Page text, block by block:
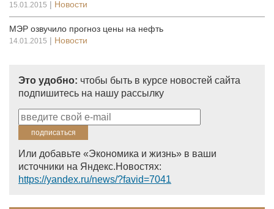
15.01.2015 | Новости
МЭР озвучило прогноз цены на нефть
14.01.2015 | Новости
Это удобно: чтобы быть в курсе новостей сайта
подпишитесь на нашу рассылку
Или добавьте «Экономика и жизнь» в ваши
источники на Яндекс.Новостях:
https://yandex.ru/news/?favid=7041